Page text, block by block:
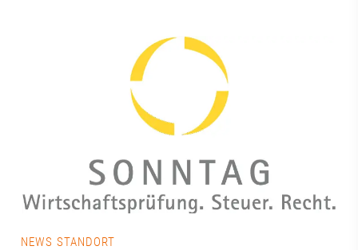
NEWS STANDORT